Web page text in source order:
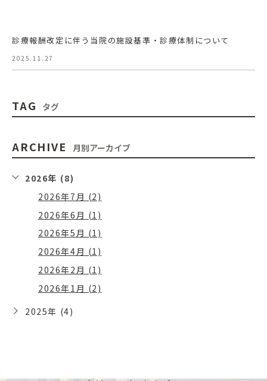
診療報酬改定に伴う当院の施設基準・診療体制について
2025.11.27
TAG タグ
ARCHIVE 月別アーカイブ
2026年 (8)
2026年7月 (2)
2026年6月 (1)
2026年5月 (1)
2026年4月 (1)
2026年2月 (1)
2026年1月 (2)
2025年 (4)